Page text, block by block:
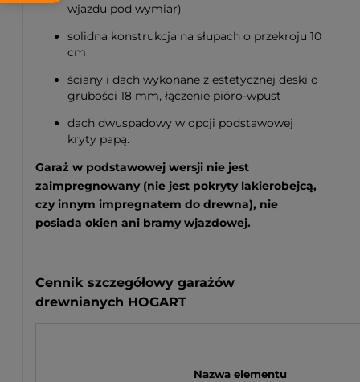
wjazdu pod wymiar)
solidna konstrukcja na słupach o przekroju 10
cm
ściany i dach wykonane z estetycznej deski o
grubości 18 mm, łączenie pióro-wpust
dach dwuspadowy w opcji podstawowej
kryty papą.
Garaż w podstawowej wersji nie jest
zaimpregnowany (nie jest pokryty lakierobejcą,
czy innym impregnatem do drewna), nie
posiada okien ani bramy wjazdowej.
Cennik szczegółowy garażów
drewnianych HOGART
Nazwa elementu